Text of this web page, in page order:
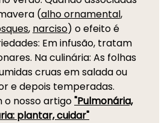
(alho ornamental,
, narciso) o efeito é
Em infusão, tratam
Na culinária: As folhas
cruas em salada ou
e depois temperadas.
nosso artigo"Pulmonária,
plantar, cuidar"